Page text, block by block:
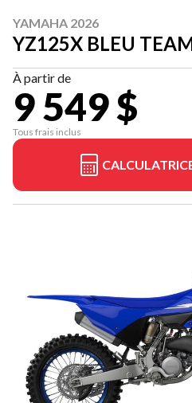
YAMAHA 2026
YZ125X BLEU
À partir de
9 549 $
Tous frais inclus